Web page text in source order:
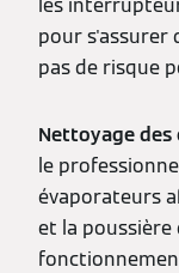
pour s'assurer
pas de risque
Nettoyage des
le
évaporateurs
et la